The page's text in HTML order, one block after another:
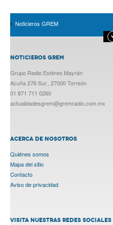
Noticieros GREM
NOTICIEROS GREM
Grupo Radio Estéreo Mayrán
Acuña 276 Sur., 27000 Torreón
01 871 711 0260
actualidadesgrem@gremradio.com.mx
ACERCA DE NOSOTROS
Quiénes somos
Mapa del sitio
Contacto
Aviso de privacidad
VISITA NUESTRAS REDES SOCIALES